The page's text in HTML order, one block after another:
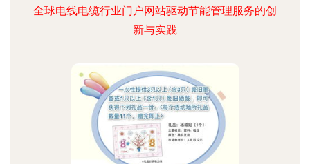
全球电线电缆行业门户网站驱动节能管理服务的创
新与实践